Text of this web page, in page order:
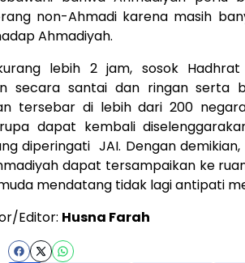
non-Ahmadi karena masih
Ahmadiyah.
lebih 2 jam, sosok
secara santai dan ringan serta
tersebar di lebih dari 200
dapat kembali
diperingati JAI. Dengan
dapat tersampaikan ke
mendatang tidak lagi antipati
Editor: Husna Farah